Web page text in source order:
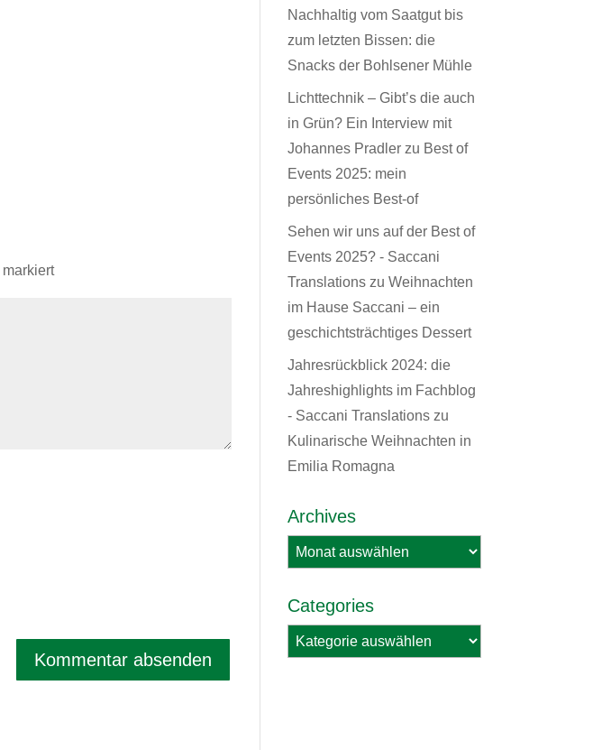
markiert
Nachhaltig vom Saatgut bis
zum letzten Bissen: die
Snacks der Bohlsener Mühle
Lichttechnik – Gibt’s die auch
in Grün? Ein Interview mit
Johannes Pradlerzu Best of
Events 2025: mein
persönliches Best-of
Sehen wir uns auf der Best of
Events 2025? - Saccani
Translationszu Weihnachten
im Hause Saccani – ein
geschichtsträchtiges Dessert
Jahresrückblick 2024: die
Jahreshighlights im Fachblog
- Saccani Translationszu
Kulinarische Weihnachten in
Emilia Romagna
Archives
Archives
Categories
Categories